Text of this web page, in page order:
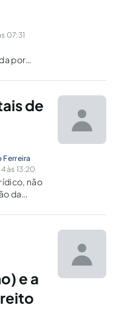
07:31
por
ordinária
de
Ferreira
às 13:20
não
da
força
e a